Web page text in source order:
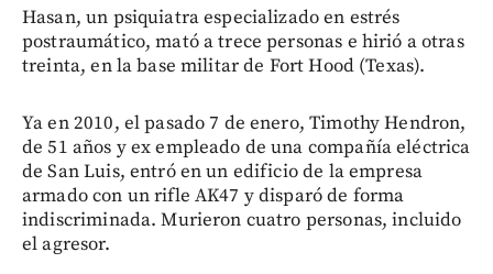
Hasan, un psiquiatra especializado en estrés
postraumático, mató a trece personas e hirió a otras
treinta, en la base militar de Fort Hood (Texas).
Ya en 2010, el pasado 7 de enero, Timothy Hendron,
de 51 años y ex empleado de una compañía eléctrica
de San Luis, entró en un edificio de la empresa
armado con un rifle AK47 y disparó de forma
indiscriminada. Murieron cuatro personas, incluido
el agresor.